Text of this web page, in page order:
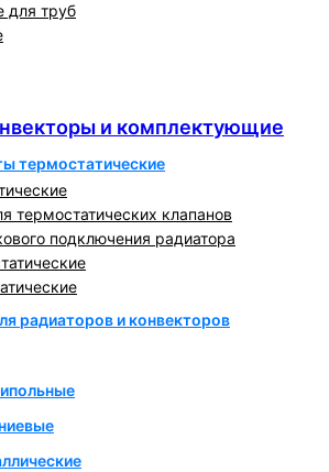
для труб
и комплектующие
термостатические
термостатических клапанов
подключения радиатора
радиаторов и конвекторов